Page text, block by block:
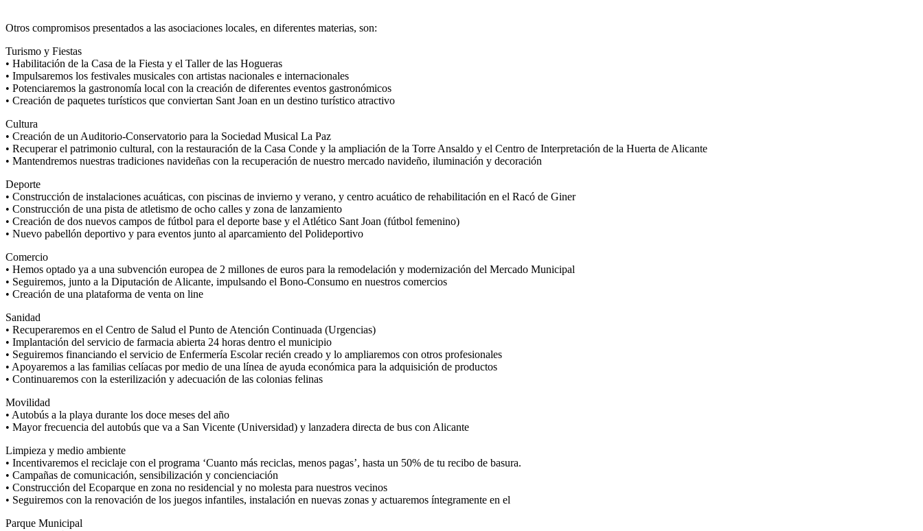
Otros compromisos presentados a las asociaciones locales, en diferentes materias, son:
Turismo y Fiestas
• Habilitación de la Casa de la Fiesta y el Taller de las Hogueras
• Impulsaremos los festivales musicales con artistas nacionales e internacionales
• Potenciaremos la gastronomía local con la creación de diferentes eventos gastronómicos
• Creación de paquetes turísticos que conviertan Sant Joan en un destino turístico atractivo
Cultura
• Creación de un Auditorio-Conservatorio para la Sociedad Musical La Paz
• Recuperar el patrimonio cultural, con la restauración de la Casa Conde y la ampliación de la Torre Ansaldo y el Centro de Interpretación de la Huerta de Alicante
• Mantendremos nuestras tradiciones navideñas con la recuperación de nuestro mercado navideño, iluminación y decoración
Deporte
• Construcción de instalaciones acuáticas, con piscinas de invierno y verano, y centro acuático de rehabilitación en el Racó de Giner
• Construcción de una pista de atletismo de ocho calles y zona de lanzamiento
• Creación de dos nuevos campos de fútbol para el deporte base y el Atlético Sant Joan (fútbol femenino)
• Nuevo pabellón deportivo y para eventos junto al aparcamiento del Polideportivo
Comercio
• Hemos optado ya a una subvención europea de 2 millones de euros para la remodelación y modernización del Mercado Municipal
• Seguiremos, junto a la Diputación de Alicante, impulsando el Bono-Consumo en nuestros comercios
• Creación de una plataforma de venta on line
Sanidad
• Recuperaremos en el Centro de Salud el Punto de Atención Continuada (Urgencias)
• Implantación del servicio de farmacia abierta 24 horas dentro el municipio
• Seguiremos financiando el servicio de Enfermería Escolar recién creado y lo ampliaremos con otros profesionales
• Apoyaremos a las familias celíacas por medio de una línea de ayuda económica para la adquisición de productos
• Continuaremos con la esterilización y adecuación de las colonias felinas
Movilidad
• Autobús a la playa durante los doce meses del año
• Mayor frecuencia del autobús que va a San Vicente (Universidad) y lanzadera directa de bus con Alicante
Limpieza y medio ambiente
• Incentivaremos el reciclaje con el programa ‘Cuanto más reciclas, menos pagas’, hasta un 50% de tu recibo de basura.
• Campañas de comunicación, sensibilización y concienciación
• Construcción del Ecoparque en zona no residencial y no molesta para nuestros vecinos
• Seguiremos con la renovación de los juegos infantiles, instalación en nuevas zonas y actuaremos íntegramente en el
Parque Municipal